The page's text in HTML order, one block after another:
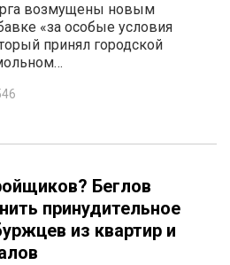
возмущены новым
«за особые условия
принял городской
Беглов
принудительное
из квартир и